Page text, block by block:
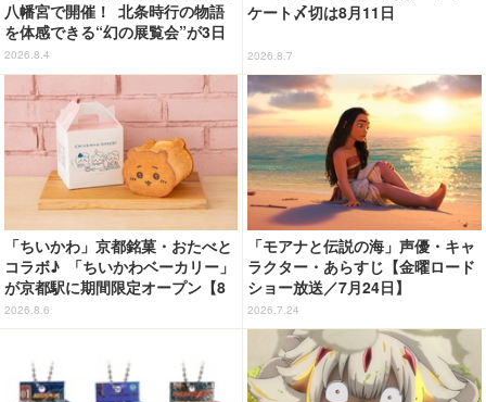
八幡宮で開催！ 北条時行の物語
を体感できる“幻の展覧会”が3日
間限定で登場【8/28～30】
2026.8.4
ケート〆切は8月11日
2026.8.7
「ちいかわ」京都銘菓・おたべと
コラボ♪ 「ちいかわベーカリー」
が京都駅に期間限定オープン【8
月13日～】
2026.8.6
「モアナと伝説の海」声優・キャ
ラクター・あらすじ【金曜ロード
ショー放送／7月24日】
2026.7.24